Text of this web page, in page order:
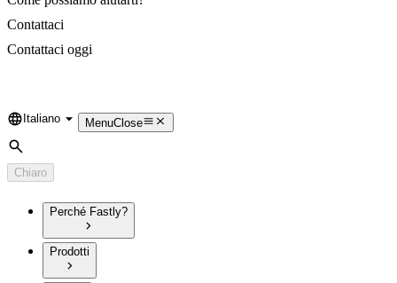
Contattaci
Contattaci oggi
Language
Italiano MenuClose
Cerca
Chiaro
Perché Fastly?
Prodotti